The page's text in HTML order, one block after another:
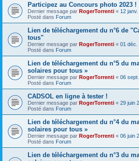
Participez au Concours photo 2023 !
Dernier message par RogerTorrenti « 12
Posté dans Forum
Lien de téléchargement du n°6 de
tous"
Dernier message par RogerTorrenti « 01 déc.
Posté dans Forum
Lien de téléchargement du n°5 du
solaires pour tous »
Dernier message par RogerTorrenti « 06
Posté dans Forum
CADSOL en ligne à tester !
Dernier message par RogerTorrenti « 29 juin
Posté dans Forum
Lien de téléchargement du n°4 du
solaires pour tous »
Dernier message par RogerTorrenti « 06 juin
Posté dans Forum
Lien de téléchargement du n°3 du